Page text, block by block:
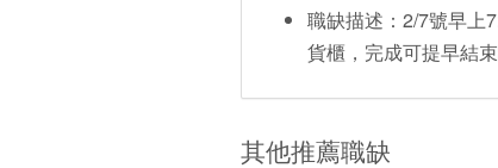
職缺描述：2/7號早上
貨櫃，完成可提早結
其他推薦職缺